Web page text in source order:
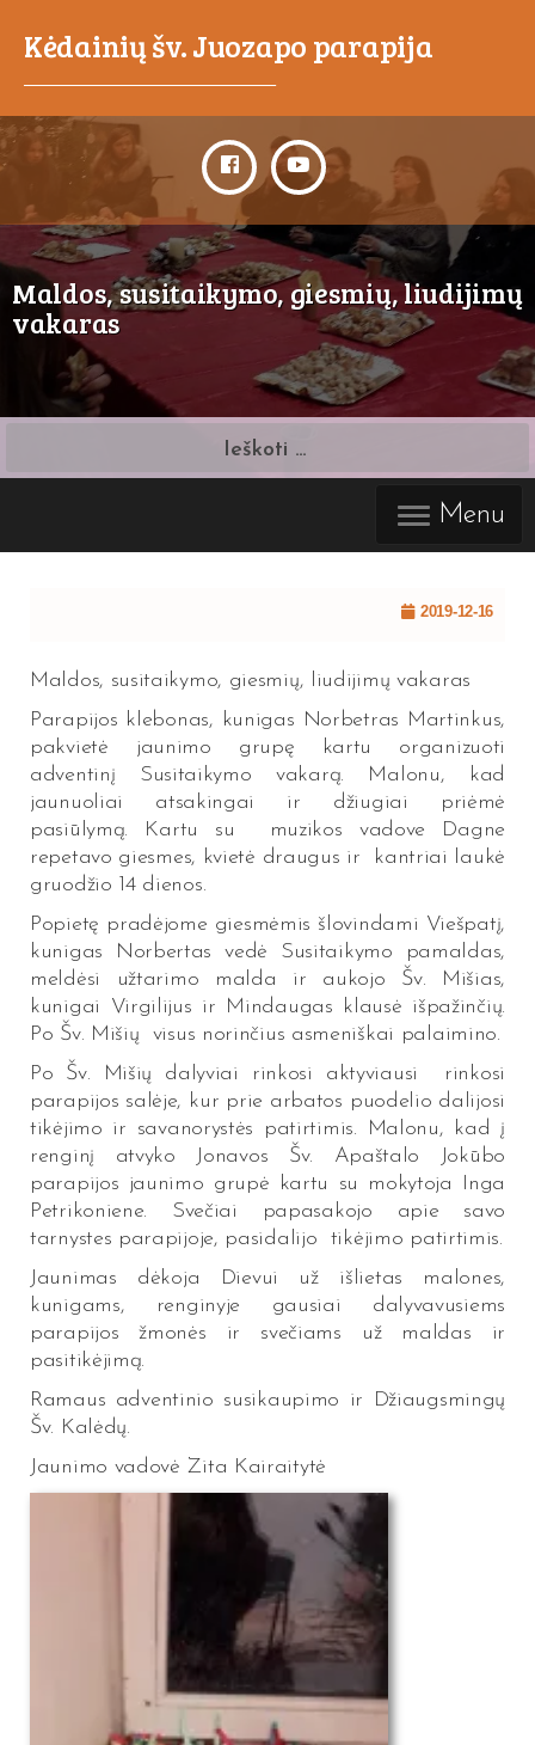
Kėdainių šv. Juozapo parapija
Maldos, susitaikymo, giesmių, liudijimų
vakaras
Menu
2019-12-16
Maldos, susitaikymo, giesmių, liudijimų vakaras
Parapijos klebonas, kunigas Norbetras Martinkus,
pakvietė jaunimo grupę kartu organizuoti
adventinį Susitaikymo vakarą. Malonu, kad
jaunuoliai atsakingai ir džiugiai priėmė
pasiūlymą. Kartu su muzikos vadove Dagne
repetavo giesmes, kvietė draugus ir kantriai laukė
gruodžio 14 dienos.
Popietę pradėjome giesmėmis šlovindami Viešpatį,
kunigas Norbertas vedė Susitaikymo pamaldas,
meldėsi užtarimo malda ir aukojo Šv. Mišias,
kunigai Virgilijus ir Mindaugas klausė išpažinčių.
Po Šv. Mišių visus norinčius asmeniškai palaimino.
Po Šv. Mišių dalyviai rinkosi aktyviausi rinkosi
parapijos salėje, kur prie arbatos puodelio dalijosi
tikėjimo ir savanorystės patirtimis. Malonu, kad į
renginį atvyko Jonavos Šv. Apaštalo Jokūbo
parapijos jaunimo grupė kartu su mokytoja Inga
Petrikoniene. Svečiai papasakojo apie savo
tarnystes parapijoje, pasidalijo tikėjimo patirtimis.
Jaunimas dėkoja Dievui už išlietas malones,
kunigams, renginyje gausiai dalyvavusiems
parapijos žmonės ir svečiams už maldas ir
pasitikėjimą.
Ramaus adventinio susikaupimo ir Džiaugsmingų
Šv. Kalėdų.
Jaunimo vadovė Zita Kairaitytė